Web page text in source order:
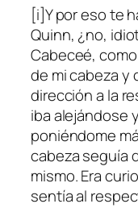
[i]Y por eso te
Quinn, ¿no,
Cabeceé,
de mi cabeza y
dirección a la
iba alejándose
poniéndome
cabeza seguía
mismo. Era
sentía al